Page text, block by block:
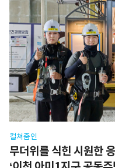
컬쳐줌인
무더위를 식힌 시원한